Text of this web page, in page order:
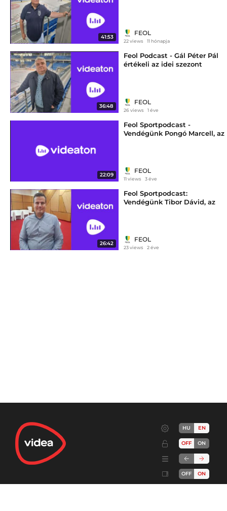
41:53
FEOL
22 views 11 hónapja
36:48
Feol Podcast - Gál Péter Pál
értékeli az idei szezont
FEOL
26 views 1 éve
22:09
Feol Sportpodcast -
Vendégünk Pongó Marcell, az
FEOL
11 views 3 éve
26:42
Feol Sportpodcast:
Vendégünk Tibor Dávid, az
FEOL
23 views 2 éve
HU EN
OFF ON
OFF ON